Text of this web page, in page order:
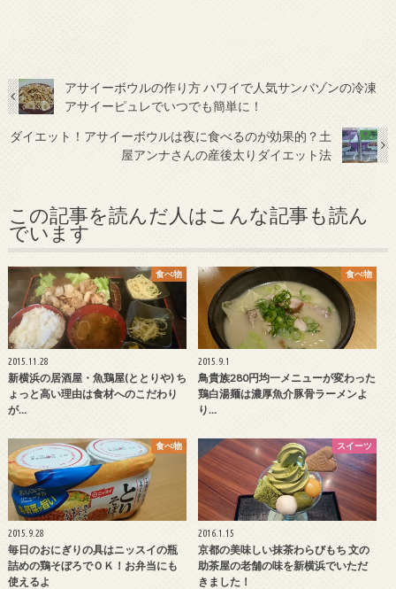
アサイーボウルの作り方 ハワイで人気サンバゾンの冷凍
アサイーピュレでいつでも簡単に！
ダイエット！アサイーボウルは夜に食べるのが効果的？土
屋アンナさんの産後太りダイエット法
この記事を読んだ人はこんな記事も読ん
でいます
食べ物
2015.11.28
新横浜の居酒屋・魚鶏屋(ととりや) ち
ょっと高い理由は食材へのこだわり
が…
食べ物
2015.9.1
鳥貴族280円均一メニューが変わった
鶏白湯麺は濃厚魚介豚骨ラーメンよ
り…
食べ物
2015.9.28
毎日のおにぎりの具はニッスイの瓶
詰めの鶏そぼろでＯＫ！お弁当にも
使えるよ
スイーツ
2016.1.15
京都の美味しい抹茶わらびもち 文の
助茶屋の老舗の味を新横浜でいただ
きました！